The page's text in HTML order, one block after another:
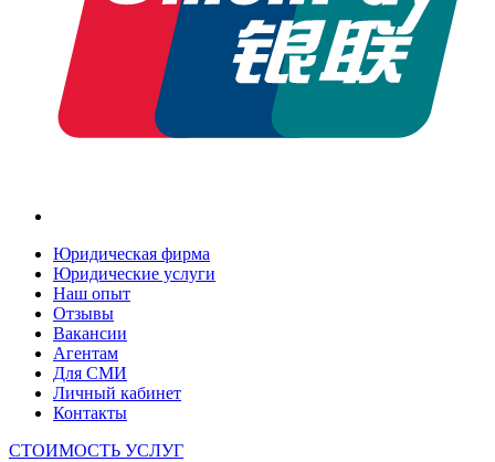
Юридическая фирма
Юридические услуги
Наш опыт
Отзывы
Вакансии
Агентам
Для СМИ
Личный кабинет
Контакты
СТОИМОСТЬ УСЛУГ